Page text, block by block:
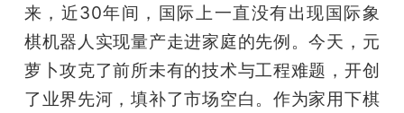
GAIR
专
来，近30年间，国际上一直没有出现国际象
棋机器人实现量产走进家庭的先例。今天，元
萝卜攻克了前所未有的技术与工程难题，开创
了业界先河，填补了市场空白。作为家用下棋